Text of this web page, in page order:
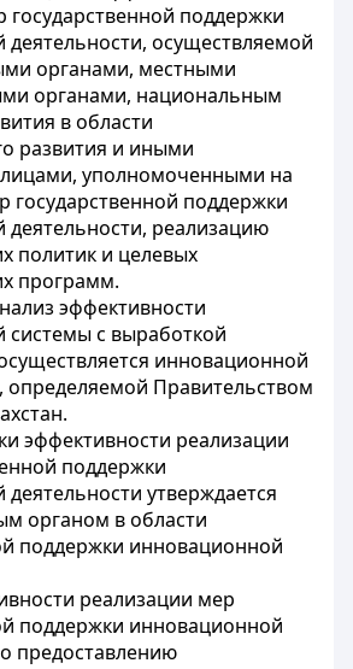
государственной поддержки
осуществляемой
органами, местными
органами, национальным
в области
развития и иными
уполномоченными на
государственной поддержки
реализацию
политик и целевых
программ.
эффективности
с выработкой
инновационной
определяемой Правительством
эффективности реализации
поддержки
утверждается
органом в области
поддержки инновационной
реализации мер
поддержки инновационной
предоставлению